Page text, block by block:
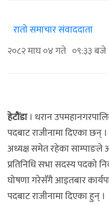
रातो समाचार संवाददाता
२०८२ माघ ०४ गते ०९:३३ बजे
हेटौंडा। धरान
पदबाट राजीनामा दिएका छन् ।
अध्यक्ष समेत रहेका
प्रतिनिधि सभा सदस्य पदको
घोषणा गरेसँगै आइतबार
पदबाट राजीनामा दिएका हुन् ।